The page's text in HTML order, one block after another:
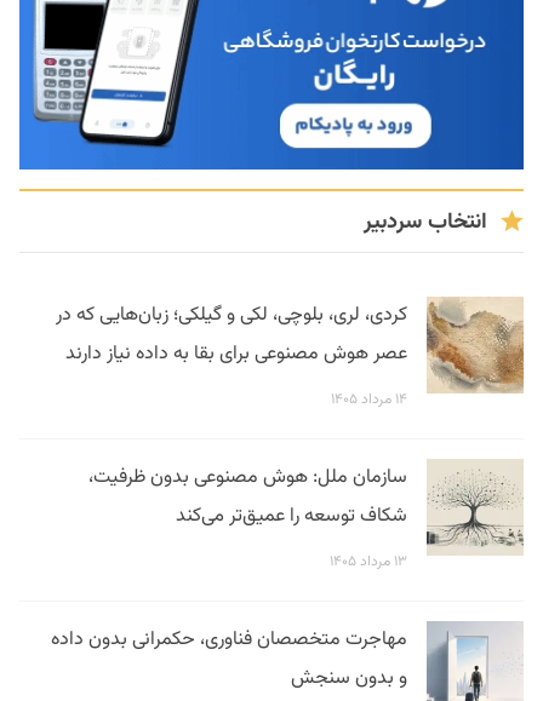
انتخاب سردبیر
کردی، لری، بلوچی، لکی و گیلکی؛ زبان‌هایی که در
عصر هوش مصنوعی برای بقا به داده نیاز دارند
۱۴ مرداد ۱۴۰۵
سازمان ملل: هوش مصنوعی بدون ظرفیت،
شکاف توسعه را عمیق‌تر می‌کند
۱۳ مرداد ۱۴۰۵
مهاجرت متخصصان فناوری، حکمرانی بدون داده
و بدون سنجش